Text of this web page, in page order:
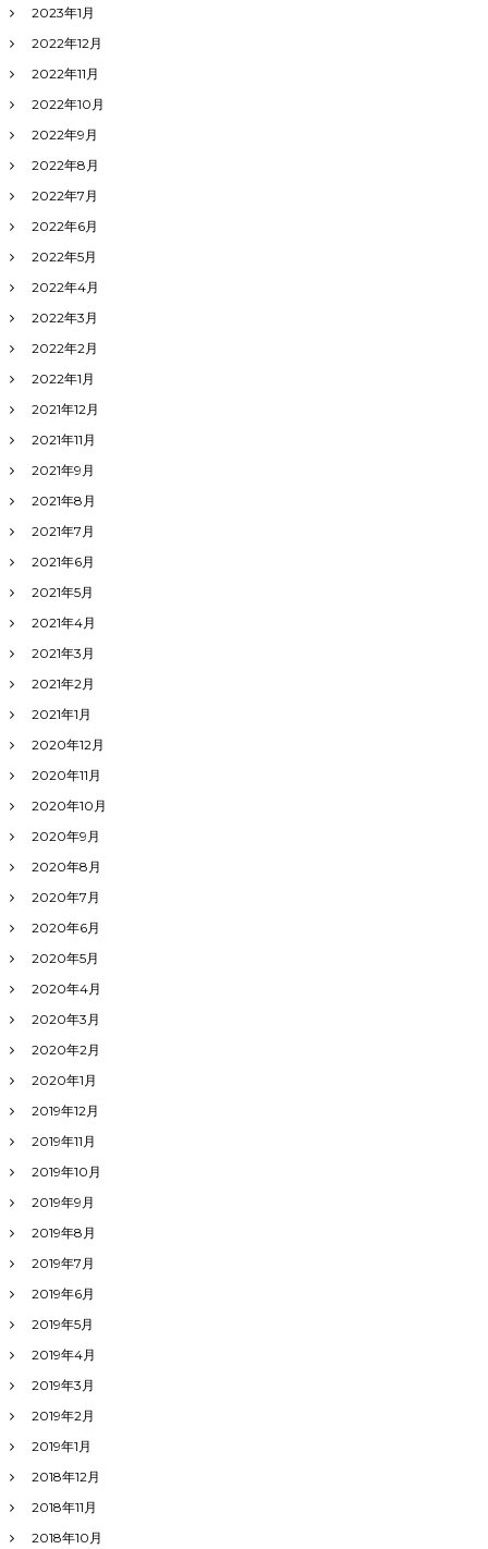
2023年1月
2022年12月
2022年11月
2022年10月
2022年9月
2022年8月
2022年7月
2022年6月
2022年5月
2022年4月
2022年3月
2022年2月
2022年1月
2021年12月
2021年11月
2021年9月
2021年8月
2021年7月
2021年6月
2021年5月
2021年4月
2021年3月
2021年2月
2021年1月
2020年12月
2020年11月
2020年10月
2020年9月
2020年8月
2020年7月
2020年6月
2020年5月
2020年4月
2020年3月
2020年2月
2020年1月
2019年12月
2019年11月
2019年10月
2019年9月
2019年8月
2019年7月
2019年6月
2019年5月
2019年4月
2019年3月
2019年2月
2019年1月
2018年12月
2018年11月
2018年10月